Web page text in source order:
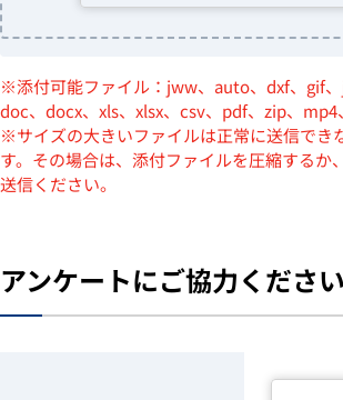
※添付可能ファイル：jww、auto、dxf、gif、
doc、docx、xls、xlsx、csv、pdf、zip、
※サイズの大きいファイルは正常に送信でき
す。その場合は、添付ファイルを圧縮するか
送信ください。
アンケートにご協力ください